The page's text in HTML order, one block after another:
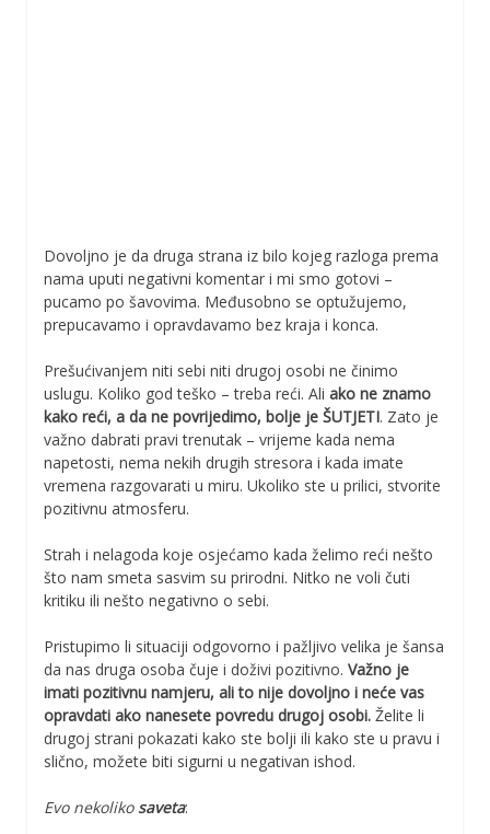
Dovoljno je da druga strana iz bilo kojeg razloga prema
nama uputi negativni komentar i mi smo gotovi –
pucamo po šavovima. Međusobno se optužujemo,
prepucavamo i opravdavamo bez kraja i konca.
Prešućivanjem niti sebi niti drugoj osobi ne činimo
uslugu. Koliko god teško – treba reći. Ali ako ne znamo
kako reći, a da ne povrijedimo, bolje je ŠUTJETI. Zato je
važno dabrati pravi trenutak – vrijeme kada nema
napetosti, nema nekih drugih stresora i kada imate
vremena razgovarati u miru. Ukoliko ste u prilici, stvorite
pozitivnu atmosferu.
Strah i nelagoda koje osjećamo kada želimo reći nešto
što nam smeta sasvim su prirodni. Nitko ne voli čuti
kritiku ili nešto negativno o sebi.
Pristupimo li situaciji odgovorno i pažljivo velika je šansa
da nas druga osoba čuje i doživi pozitivno. Važno je
imati pozitivnu namjeru, ali to nije dovoljno i neće vas
opravdati ako nanesete povredu drugoj osobi. Želite li
drugoj strani pokazati kako ste bolji ili kako ste u pravu i
slično, možete biti sigurni u negativan ishod.
Evo nekoliko saveta: